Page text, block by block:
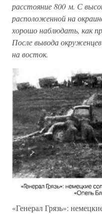
расстояние 800 м. С
расположенной на
хорошо наблюдать, как
После вывода
на восток.
«Генерал Грязь»: